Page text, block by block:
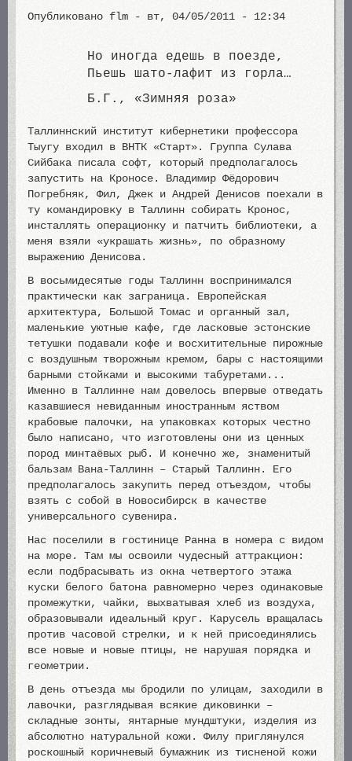
Опубликовано flm - вт, 04/05/2011 - 12:34
Но иногда едешь в поезде,
Пьешь шато-лафит из горла…
Б.Г., «Зимняя роза»
Таллиннский институт кибернетики профессора
Тыугу входил в ВНТК «Старт». Группа Сулава
Сийбака писала софт, который предполагалось
запустить на Кроносе. Владимир Фёдорович
Погребняк, Фил, Джек и Андрей Денисов поехали в
ту командировку в Таллинн собирать Кронос,
инсталлять операционку и патчить библиотеки, а
меня взяли «украшать жизнь», по образному
выражению Денисова.
В восьмидесятые годы Таллинн воспринимался
практически как заграница. Европейская
архитектура, Большой Томас и органный зал,
маленькие уютные кафе, где ласковые эстонские
тетушки подавали кофе и восхитительные пирожные
с воздушным творожным кремом, бары с настоящими
барными стойками и высокими табуретами...
Именно в Таллинне нам довелось впервые отведать
казавшиеся невиданным иностранным яством
крабовые палочки, на упаковках которых честно
было написано, что изготовлены они из ценных
пород минтаёвых рыб. И конечно же, знаменитый
бальзам Вана-Таллинн – Старый Таллинн. Его
предполагалось закупить перед отъездом, чтобы
взять с собой в Новосибирск в качестве
универсального сувенира.
Нас поселили в гостинице Ранна в номера с видом
на море. Там мы освоили чудесный аттракцион:
если подбрасывать из окна четвертого этажа
куски белого батона равномерно через одинаковые
промежутки, чайки, выхватывая хлеб из воздуха,
образовывали идеальный круг. Карусель вращалась
против часовой стрелки, и к ней присоединялись
все новые и новые птицы, не нарушая порядка и
геометрии.
В день отъезда мы бродили по улицам, заходили в
лавочки, разглядывая всякие диковинки –
складные зонты, янтарные мундштуки, изделия из
абсолютно натуральной кожи. Филу приглянулся
роскошный коричневый бумажник из тисненой кожи